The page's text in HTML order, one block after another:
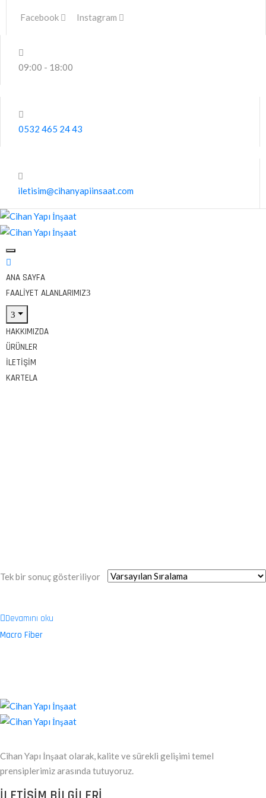
Facebook Instagram
09:00 - 18:00
0532 465 24 43
iletisim@cihanyapiinsaat.com
ANA SAYFA
FAALIYET ALANLARIMIZ
HAKKIMIZDA
ÜRÜNLER
İLETIŞIM
KARTELA
Tek bir sonuç gösteriliyor
Devamını oku
Macro Fiber
Cihan Yapı İnşaat olarak, kalite ve sürekli gelişimi temel
prensiplerimiz arasında tutuyoruz.